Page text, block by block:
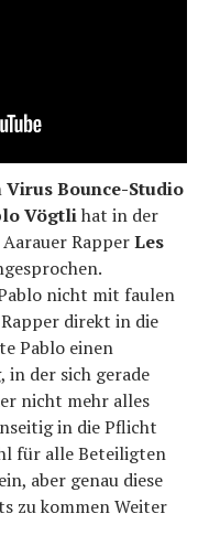
Virus Bounce-Studio
Vögtlihat in der
RapperLes
nicht mit faulen
direkt in die
Pablo einen
der sich gerade
nicht mehr alles
in die Pflicht
für alle Beteiligten
aber genau diese
zu kommen Weiter